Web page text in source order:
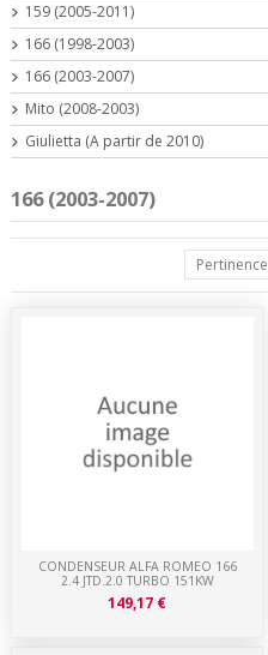
166 (2003-2007)
Pertinence
CONDENSEUR ALFA ROMEO 166
2.4 JTD.2.0 TURBO 151KW
149,17 €
159 (2005-2011)
166 (1998-2003)
166 (2003-2007)
Mito (2008-2003)
Giulietta (A partir de 2010)